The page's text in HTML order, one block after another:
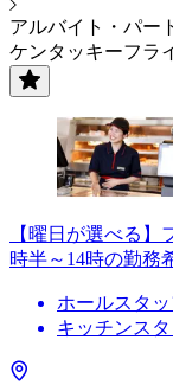
アルバイト・パー
ケンタッキーフラ
【曜日が選べる
時半～14時の勤
ホールスタッ
キッチンスタ